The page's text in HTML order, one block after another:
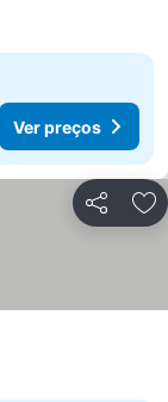
Ver preços
Partilhar